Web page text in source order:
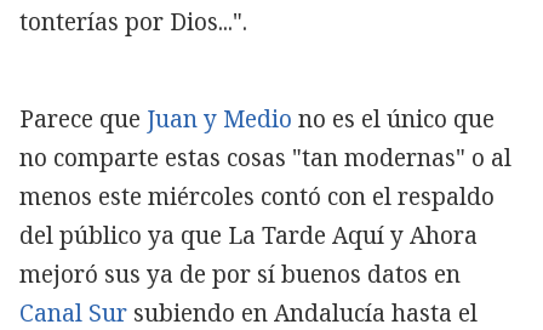
tonterías por Dios...".
Parece que Juan y Medio no es el único que
no comparte estas cosas "tan modernas" o al
menos este miércoles contó con el respaldo
del público ya que La Tarde Aquí y Ahora
mejoró sus ya de por sí buenos datos en
Canal Sur subiendo en Andalucía hasta el